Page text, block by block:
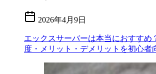
2026年4月9日
エックスサーバーは本当におすすめ
度・メリット・デメリットを初心者